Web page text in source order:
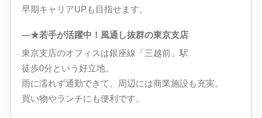
早期キャリアUPも目指せます。
―★若手が活躍中！風通し抜群の東京支店
東京支店のオフィスは銀座線「三越前」駅
徒歩0分という好立地。
雨に濡れず通勤できて、周辺には商業施設も充実。
買い物やランチにも便利です。